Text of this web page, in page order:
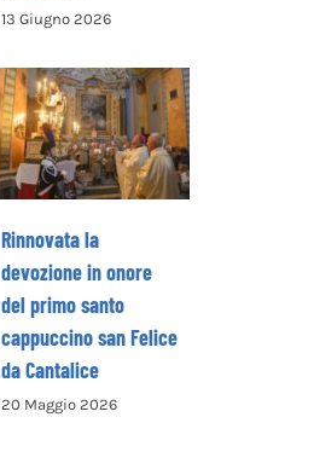
13 Giugno 2026
devozione in
onore del primo
santo
cappuccino san
Felice da
Cantalice
Rinnovata la
devozione in onore
del primo santo
cappuccino san Felice
da Cantalice
20 Maggio 2026